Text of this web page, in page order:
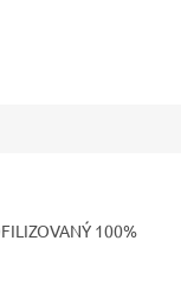
100%